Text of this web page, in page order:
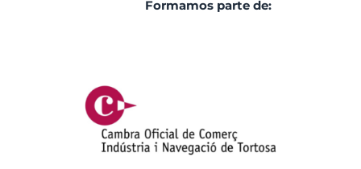
Formamos parte de: